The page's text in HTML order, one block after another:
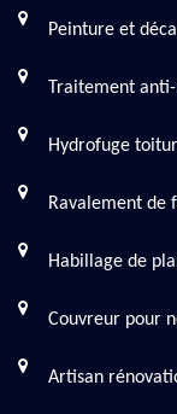
Peinture et
Traitement
Hydrofuge
Ravalement de
Habillage de
Couvreur pour
Artisan